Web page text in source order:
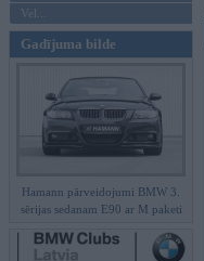
Vel...
Gadījuma bilde
Hamann pārveidojumi BMW 3.
sērijas sedanam E90 ar M paketi